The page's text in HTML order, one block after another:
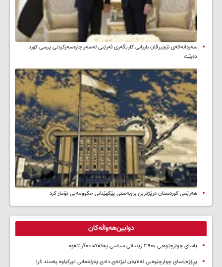
سه‌ردانه‌کەی نێچیرڤان بارزانی كاریگه‌ری ئه‌رێنی له‌سه‌ر چاره‌سه‌ركردنی پرسی كورد
ده‌بێت
هەرێمی کوردستان درێژترین بن‌بەستی پێکهێنانی حکوومەتی تۆمار کرد
دوایین‌هەواڵەکان
یاسای چوارچێوەیی ۳۹۰۰ زیندانی سیاسی پەکەکە دەگرێتەوە
پڕۆژەیاسای چوارچێوەیی لەلایەن لیژنەی دادی پەرلەمانی تورکیاوە پەسند کرا